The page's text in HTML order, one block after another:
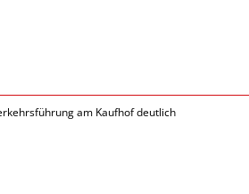
am Kaufhof deutlich